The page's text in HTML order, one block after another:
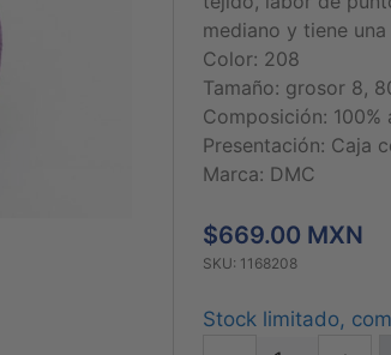
mediano y tiene
Color: 208
Tamaño: grosor 8,
Composición: 100%
Presentación: Caja
Marca: DMC
$669.00 MXN
SKU: 1168208
Stock limitado,